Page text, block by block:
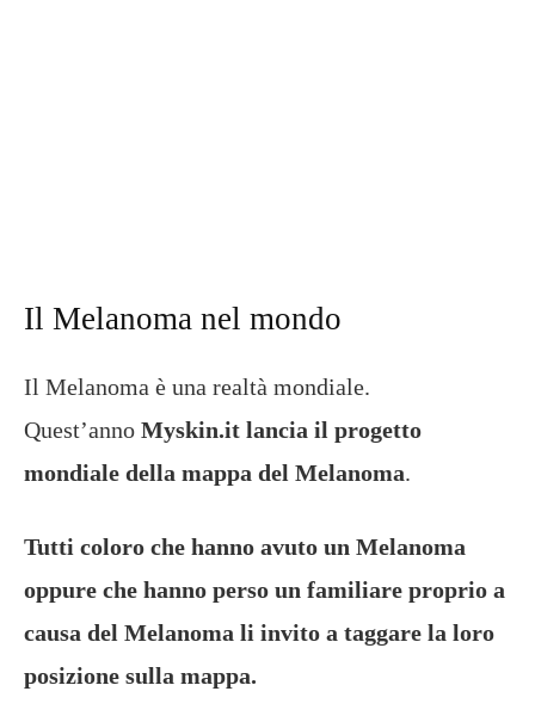
Il Melanoma nel mondo
Il Melanoma è una realtà mondiale.
Quest’anno Myskin.it lancia il progetto
mondiale della mappa del Melanoma.
Tutti coloro che hanno avuto un Melanoma
oppure che hanno perso un familiare proprio a
causa del Melanoma li invito a taggare la loro
posizione sulla mappa.